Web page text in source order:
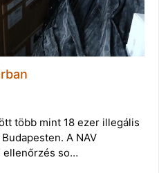
több mint 18 ezer illegális
A NAV
ellenőrzés so…